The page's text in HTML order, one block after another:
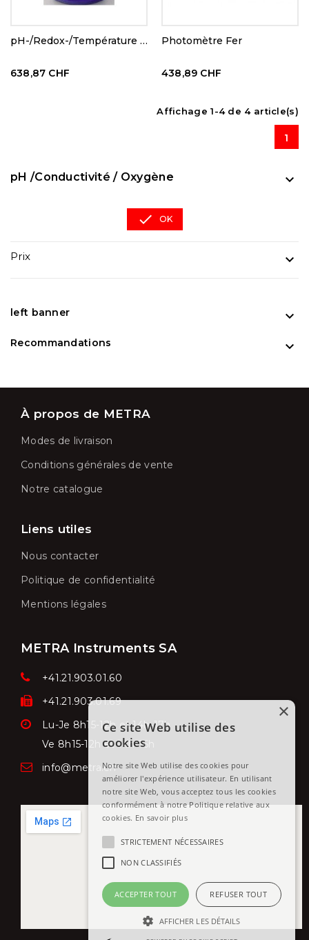
pH-/Redox-/Température étanche
638,87 CHF
Photomètre Fer
438,89 CHF
Affichage 1-4 de 4 article(s)
1
pH /Conductivité / Oxygène 
 OK
Prix 
left banner 
Recommandations 
À propos de METRA
Modes de livraison
Conditions générales de vente
Notre catalogue
Liens utiles
Nous contacter
Politique de confidentialité
Mentions légales
METRA Instruments SA
+41.21.903.01.60
+41.21.903.01.69
Lu-Je 8h15-12h et 14h-17h
Ve 8h15-12h et 14h-16h
info@metra.ch
×
Ce site Web utilise des
cookies
Notre site Web utilise des cookies pour
améliorer l'expérience utilisateur. En utilisant
notre site Web, vous acceptez tous les cookies
conformément à notre Politique relative aux
cookies. En savoir plus
STRICTEMENT NÉCESSAIRES
NON CLASSIFIÉS
ACCEPTER TOUT REFUSER TOUT
AFFICHER LES DÉTAILS